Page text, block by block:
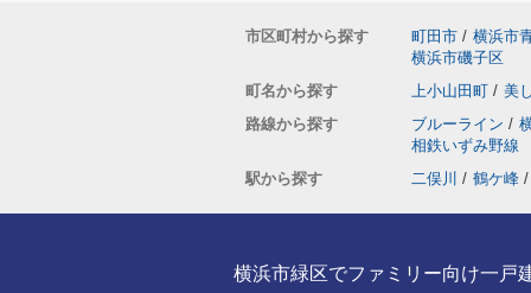
市区町村から探す 町田市 / 横浜市
横浜市磯子区
町名から探す
上小山田町 / 美
路線から探す
ブルーライン /
相鉄いずみ野線
駅から探す
二俣川 / 鶴ケ峰 /
横浜市緑区でファミリー向け一戸